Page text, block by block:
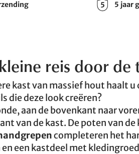
5 jaar
reis door de
kast van massief hout haalt u
die deze look creëren?
aan de bovenkant naar
van de kast. De poten van
completeren het
en een kastdeel met